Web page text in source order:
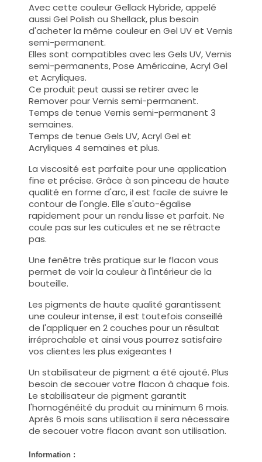
Avec cette couleur Gellack Hybride, appelé
aussi Gel Polish ou Shellack, plus besoin
d'acheter la même couleur en Gel UV et Vernis
semi-permanent.
Elles sont compatibles avec les Gels UV, Vernis
semi-permanents, Pose Américaine, Acryl Gel
et Acryliques.
Ce produit peut aussi se retirer avec le
Remover pour Vernis semi-permanent.
Temps de tenue Vernis semi-permanent 3
semaines.
Temps de tenue Gels UV, Acryl Gel et
Acryliques 4 semaines et plus.
La viscosité est parfaite pour une application
fine et précise. Grâce à son pinceau de haute
qualité en forme d'arc, il est facile de suivre le
contour de l'ongle. Elle s'auto-égalise
rapidement pour un rendu lisse et parfait. Ne
coule pas sur les cuticules et ne se rétracte
pas.
Une fenêtre très pratique sur le flacon vous
permet de voir la couleur à l'intérieur de la
bouteille.
Les pigments de haute qualité garantissent
une couleur intense, il est toutefois conseillé
de l'appliquer en 2 couches pour un résultat
irréprochable et ainsi vous pourrez satisfaire
vos clientes les plus exigeantes !
Un stabilisateur de pigment a été ajouté. Plus
besoin de secouer votre flacon à chaque fois.
Le stabilisateur de pigment garantit
l'homogénéité du produit au minimum 6 mois.
Après 6 mois sans utilisation il sera nécessaire
de secouer votre flacon avant son utilisation.
Information :